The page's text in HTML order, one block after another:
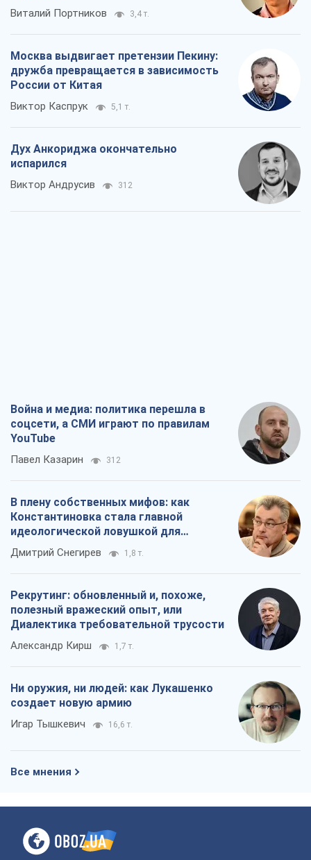
Виталий Портников 3,4 т.
Москва выдвигает претензии Пекину:
дружба превращается в зависимость
России от Китая
Виктор Каспрук 5,1 т.
Дух Анкориджа окончательно
испарился
Виктор Андрусив 312
Война и медиа: политика перешла в
соцсети, а СМИ играют по правилам
YouTube
Павел Казарин 312
В плену собственных мифов: как
Константиновка стала главной
идеологической ловушкой для
российских оккупантов
Дмитрий Снегирев 1,8 т.
Рекрутинг: обновленный и, похоже,
полезный вражеский опыт, или
Диалектика требовательной трусости
Александр Кирш 1,7 т.
Ни оружия, ни людей: как Лукашенко
создает новую армию
Игар Тышкевич 16,6 т.
Все мнения